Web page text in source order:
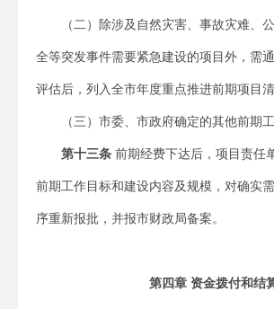
（二）除涉及自然灾害、事故灾难、
全等突发事件需要紧急建设的项目外，需
评估后，列入全市年度重点推进前期项目清
（三）市委、市政府确定的其他前期工
第十三条 前期经费下达后，项目责任
前期工作目标和建设内容及规模，对确实
序重新报批，并报市财政局备案。
第四章 资金拨付和结